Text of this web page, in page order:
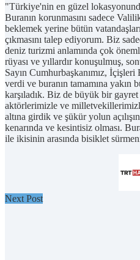
"Türkiye'nin en güzel
Buranın korunmasını sadece
beklemek yerine bütün
çıkmasını talep ediyorum. Biz
deniz turizmi anlamında çok
rüyası ve yıllardır konuşulmuş,
Sayın Cumhurbaşkanımız,
verdi ve buranın tamamına yakın
karşıladık. Biz de büyük bir
aktörlerimizle ve
altına girdik ve şükür yolun
kenarında ve kesintisiz olması.
ile ikisinin arasında bisiklet
Next Post